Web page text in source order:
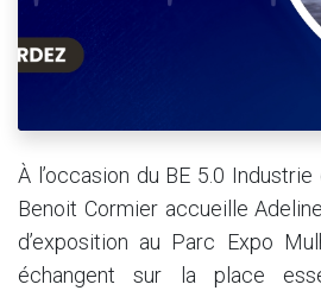
À l’occasion du BE 5.0
Benoit Cormier accueille
d’exposition au Parc Expo
échangent sur la place